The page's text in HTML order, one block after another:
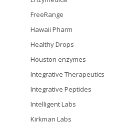
FreeRange
Hawaii Pharm
Healthy Drops
Houston enzymes
Integrative Therapeutics
Integrative Peptides
Intelligent Labs
Kirkman Labs